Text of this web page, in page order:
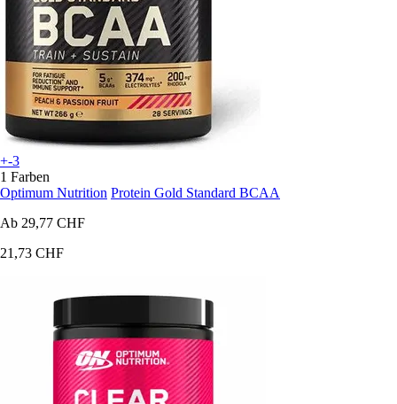
+-3
1 Farben
Optimum Nutrition Protein Gold Standard BCAA
Ab 29,77 CHF
21,73 CHF